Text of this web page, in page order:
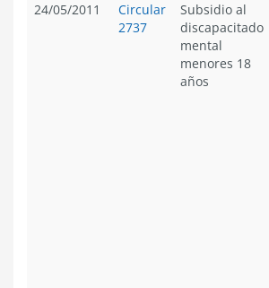
24/05/2011
Circular
2737
Subsidio al
discapacitado
mental
menores 18
años